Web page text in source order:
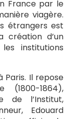
France par le
viagère.
étrangers est
création d’un
institutions
Paris. Il repose
(1800-1864),
de l’Institut,
Edouard